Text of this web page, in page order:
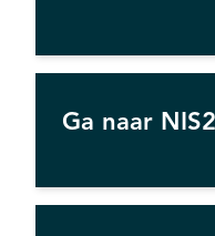
Ga naar